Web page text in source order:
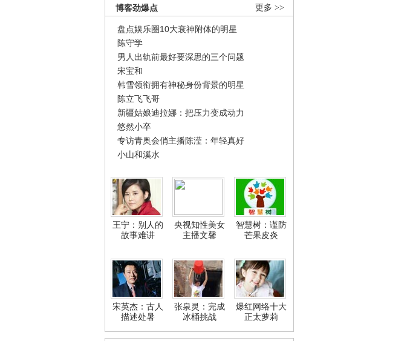
更多 >>
博客劲爆点
盘点娱乐圈10大衰神附体的明星
陈守学
男人出轨前最好要深思的三个问题
宋宝和
韩雪领衔拥有神秘身份背景的明星
陈立飞飞哥
新疆姑娘迪拉娜：把压力变成动力
悠然小卒
专访青奥会俏主播陈滢：年轻真好
小山和溪水
王宁：别人的
故事难讲
央视知性美女
主播文馨
智慧树：谨防
芒果皮炎
宋英杰：古人
描述处暑
张泉灵：完成
冰桶挑战
爆红网络十大
正太萝莉